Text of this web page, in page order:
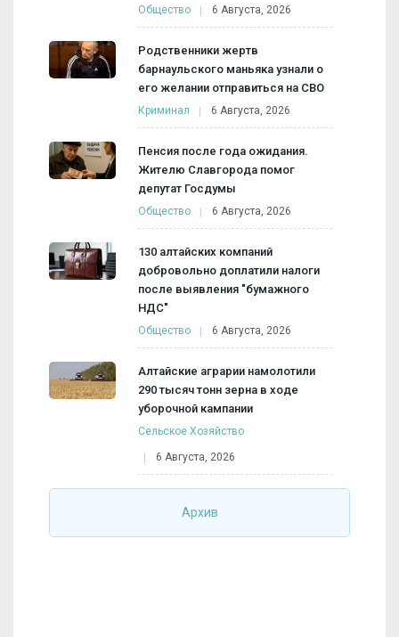
Общество 6 Августа, 2026
Родственники жертв
барнаульского маньяка узнали о
его желании отправиться на СВО
Криминал 6 Августа, 2026
Пенсия после года ожидания.
Жителю Славгорода помог
депутат Госдумы
Общество 6 Августа, 2026
130 алтайских компаний
добровольно доплатили налоги
после выявления "бумажного
НДС"
Общество 6 Августа, 2026
Алтайские аграрии намолотили
290 тысяч тонн зерна в ходе
уборочной кампании
Сельское Хозяйство
6 Августа, 2026
Архив